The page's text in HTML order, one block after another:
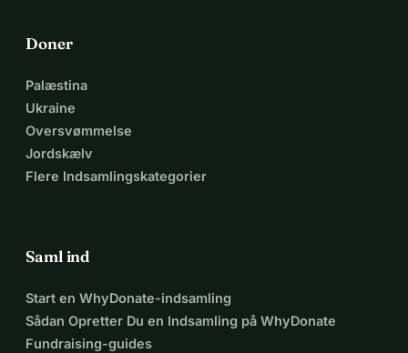
Doner
Palæstina
Ukraine
Oversvømmelse
Jordskælv
Flere Indsamlingskategorier
Saml ind
Start en WhyDonate-indsamling
Sådan Opretter Du en Indsamling på WhyDonate
Fundraising-guides